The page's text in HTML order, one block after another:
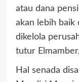
atau dana
akan lebih baik
dikelola
tutur
Hal senada